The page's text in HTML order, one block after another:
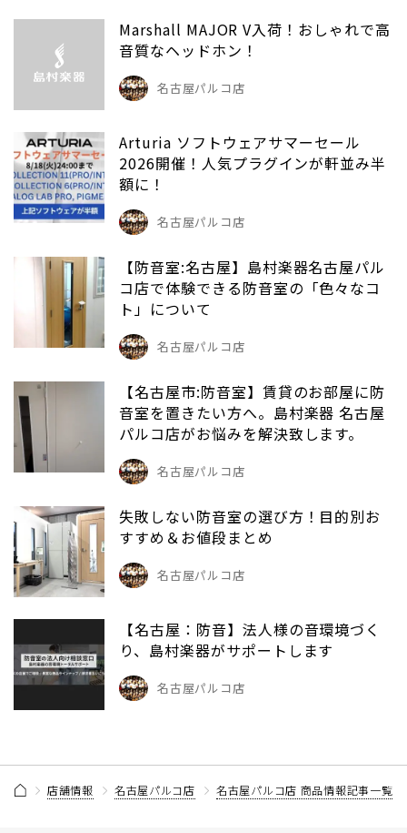
Marshall MAJOR V入荷！おしゃれで高
音質なヘッドホン！
名古屋パルコ店
Arturia ソフトウェアサマーセール
2026開催！人気プラグインが軒並み半
額に！
名古屋パルコ店
【防音室:名古屋】島村楽器名古屋パル
コ店で体験できる防音室の「色々なコ
ト」について
名古屋パルコ店
【名古屋市:防音室】賃貸のお部屋に防
音室を置きたい方へ。島村楽器 名古屋
パルコ店がお悩みを解決致します。
名古屋パルコ店
失敗しない防音室の選び方！目的別お
すすめ＆お値段まとめ
名古屋パルコ店
【名古屋：防音】法人様の音環境づく
り、島村楽器がサポートします
名古屋パルコ店
店舗情報 名古屋パルコ店 名古屋パルコ店 商品情報記事一覧